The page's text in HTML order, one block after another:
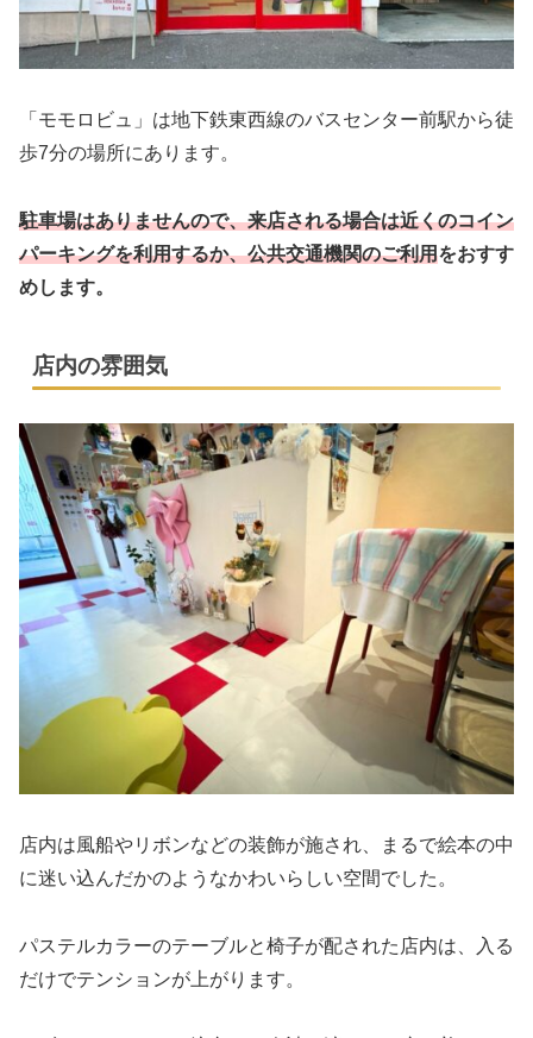
「モモロビュ」は地下鉄東西線のバスセンター前駅から徒
歩7分の場所にあります。
駐車場はありませんので、来店される場合は近くのコイン
パーキングを利用するか、公共交通機関のご利用をおすす
めします。
店内の雰囲気
店内は風船やリボンなどの装飾が施され、まるで絵本の中
に迷い込んだかのようなかわいらしい空間でした。
パステルカラーのテーブルと椅子が配された店内は、入る
だけでテンションが上がります。